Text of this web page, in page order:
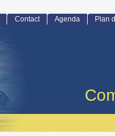
Contact Agenda Plan